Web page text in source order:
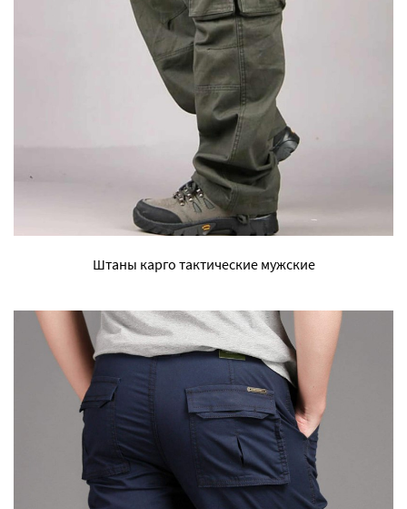
Штаны карго тактические мужские